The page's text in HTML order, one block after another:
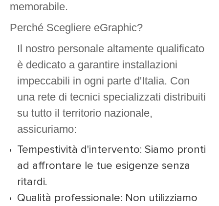
memorabile.
Perché Scegliere eGraphic?
Il nostro personale altamente qualificato
è dedicato a garantire installazioni
impeccabili in ogni parte d'Italia. Con
una rete di tecnici specializzati distribuiti
su tutto il territorio nazionale,
assicuriamo:
Tempestività d'intervento: Siamo pronti
ad affrontare le tue esigenze senza
ritardi.
Qualità professionale: Non utilizziamo